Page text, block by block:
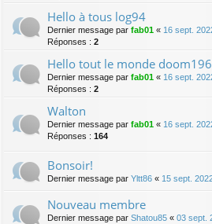
Hello à tous log94
Dernier message par fab01 « 16 sept.
Réponses : 2
Hello tout le monde
Dernier message par fab01 « 16 sept.
Réponses : 2
Walton
Dernier message par fab01 « 16 sept.
Réponses : 164
Bonsoir!
Dernier message par Yltt86 « 15 sept.
Nouveau membre
Dernier message par Shatou85 « 03 sept.